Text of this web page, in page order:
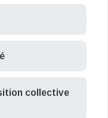
collective